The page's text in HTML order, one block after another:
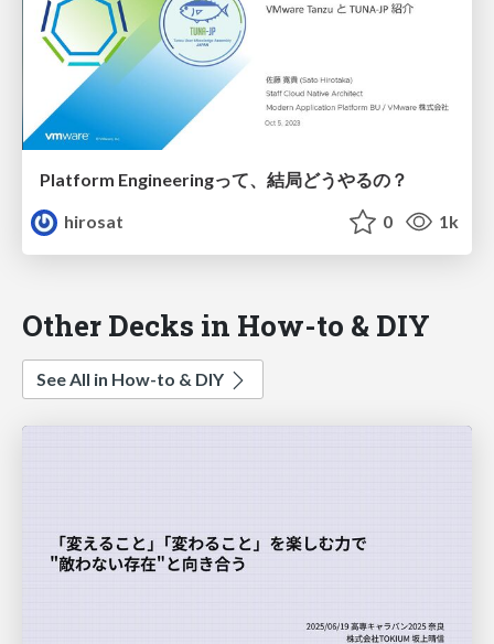
Platform Engineeringって、結局どうやるの？
hirosat
0 1k
Other Decks in How-to & DIY
See All in How-to & DIY